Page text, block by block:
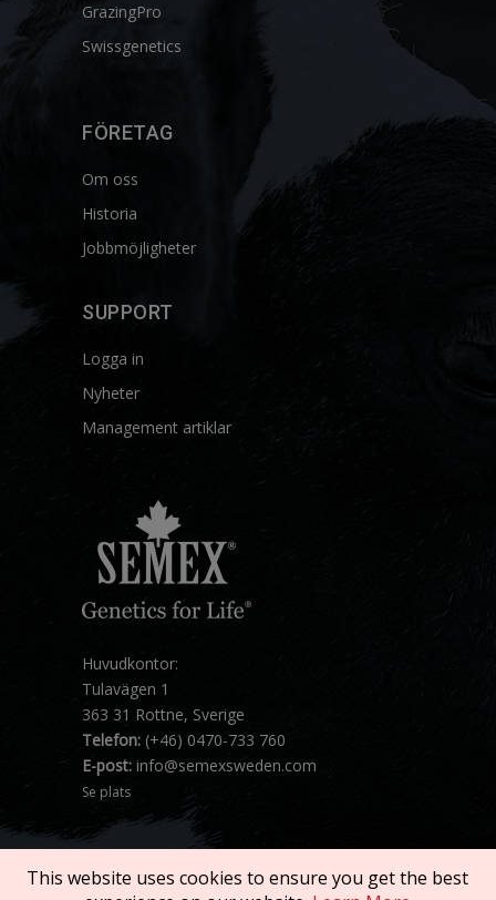
GrazingPro
Swissgenetics
FÖRETAG
Om oss
Historia
Jobbmöjligheter
SUPPORT
Logga in
Nyheter
Management artiklar
Huvudkontor:
Tulavägen 1
363 31 Rottne, Sverige
Telefon: (+46) 0470-733 760
E-post: info@semexsweden.com
Se plats
This website uses cookies to ensure you get the best